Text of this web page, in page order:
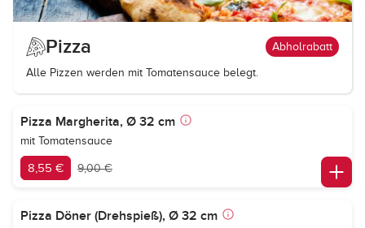
Pizza Abholrabatt
Alle Pizzen werden mit Tomatensauce belegt.
Pizza Margherita, Ø 32 cm
mit Tomatensauce
8,55 € 9,00 €
Pizza Döner (Drehspieß), Ø 32 cm